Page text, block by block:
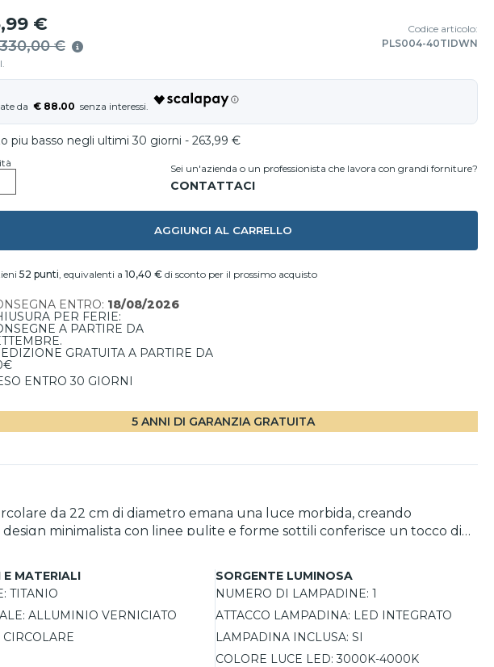
€
330,00 €
Codice articolo:
PLS004-40TIDWN
€ 88.00
piu basso negli ultimi 30 giorni - 263,99 €
Sei un'azienda o un professionista che lavora con grandi forniture?
AGGIUNGI AL CARRELLO
52 punti, equivalenti a 10,40 € di sconto per il prossimo acquisto
ENTRO: 18/08/2026
PER FERIE:
A PARTIRE DA
GRATUITA A PARTIRE DA
ENTRO 30 GIORNI
5 ANNI DI GARANZIA GRATUITA
da 22 cm di diametro emana una luce morbida, creando
minimalista con linee pulite e forme sottili conferisce un tocco di
di regolare facilmente l'intensità della luce e scegliere tra tonalità di
la lampada offre una luminosità brillante con un consumo
rappresenta un acquisto sicuro e durevole.
E MATERIALI
TITANIO
ALLUMINIO VERNICIATO
CIRCOLARE
SORGENTE LUMINOSA
NUMERO DI LAMPADINE: 1
ATTACCO LAMPADINA: LED INTEGRATO
LAMPADINA INCLUSA: SI
COLORE LUCE LED: 3000K-4000K